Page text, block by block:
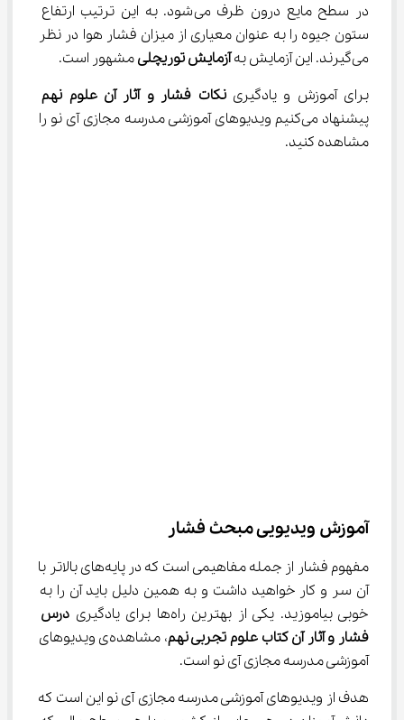
در سطح مایع درون ظرف می‌شود. به این ترتیب ارتفاع
ستون جیوه را به عنوان معیاری از میزان فشار هوا در نظر
می‌گیرند. این آزمایش به
آزمایش توریچلی مشهور است.
برای آموزش و یادگیری نکات فشار و آثار آن علوم نهم
پیشنهاد می‌کنیم ویدیوهای آموزشی مدرسه مجازی آی نو را
مشاهده کنید.
آموزش ویدیویی مبحث فشار
مفهوم فشار از جمله مفاهیمی است که در پایه‌های بالاتر با
آن سر و کار خواهید داشت و به همین دلیل باید آن را به
خوبی بیاموزید. یکی از بهترین راه‌ها برای یادگیری
درس
فشار و آثار آن کتاب علوم تجربی نهم
، مشاهده‌ی ویدیوهای
آموزشی مدرسه مجازی آی نو است.
هدف از ویدیوهای آموزشی مدرسه مجازی آی نو این است که